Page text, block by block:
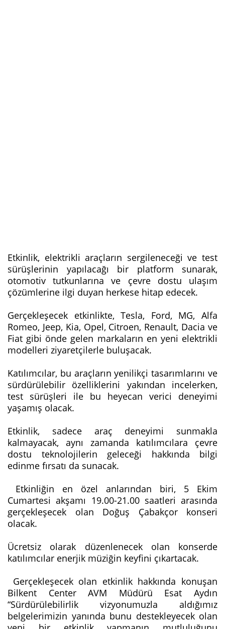
Etkinlik, elektrikli araçların sergileneceği ve test
sürüşlerinin yapılacağı bir platform sunarak,
otomotiv tutkunlarına ve çevre dostu ulaşım
çözümlerine ilgi duyan herkese hitap edecek.
Gerçekleşecek etkinlikte, Tesla, Ford, MG, Alfa
Romeo, Jeep, Kia, Opel, Citroen, Renault, Dacia ve
Fiat gibi önde gelen markaların en yeni elektrikli
modelleri ziyaretçilerle buluşacak.
Katılımcılar, bu araçların yenilikçi tasarımlarını ve
sürdürülebilir özelliklerini yakından incelerken,
test sürüşleri ile bu heyecan verici deneyimi
yaşamış olacak.
Etkinlik, sadece araç deneyimi sunmakla
kalmayacak, aynı zamanda katılımcılara çevre
dostu teknolojilerin geleceği hakkında bilgi
edinme fırsatı da sunacak.
Etkinliğin en özel anlarından biri, 5 Ekim
Cumartesi akşamı 19.00-21.00 saatleri arasında
gerçekleşecek olan Doğuş Çabakçor konseri
olacak.
Ücretsiz olarak düzenlenecek olan konserde
katılımcılar enerjik müziğin keyfini çıkartacak.
Gerçekleşecek olan etkinlik hakkında konuşan
Bilkent Center AVM Müdürü Esat Aydın
“Sürdürülebilirlik vizyonumuzla aldığımız
belgelerimizin yanında bunu destekleyecek olan